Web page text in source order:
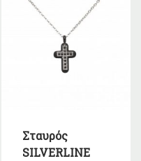
Σταυρός
SILVERLINE